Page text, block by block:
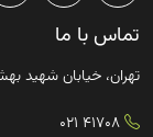
تماس با ما
تهران، خیابان شهید بهشتی،
41708 021